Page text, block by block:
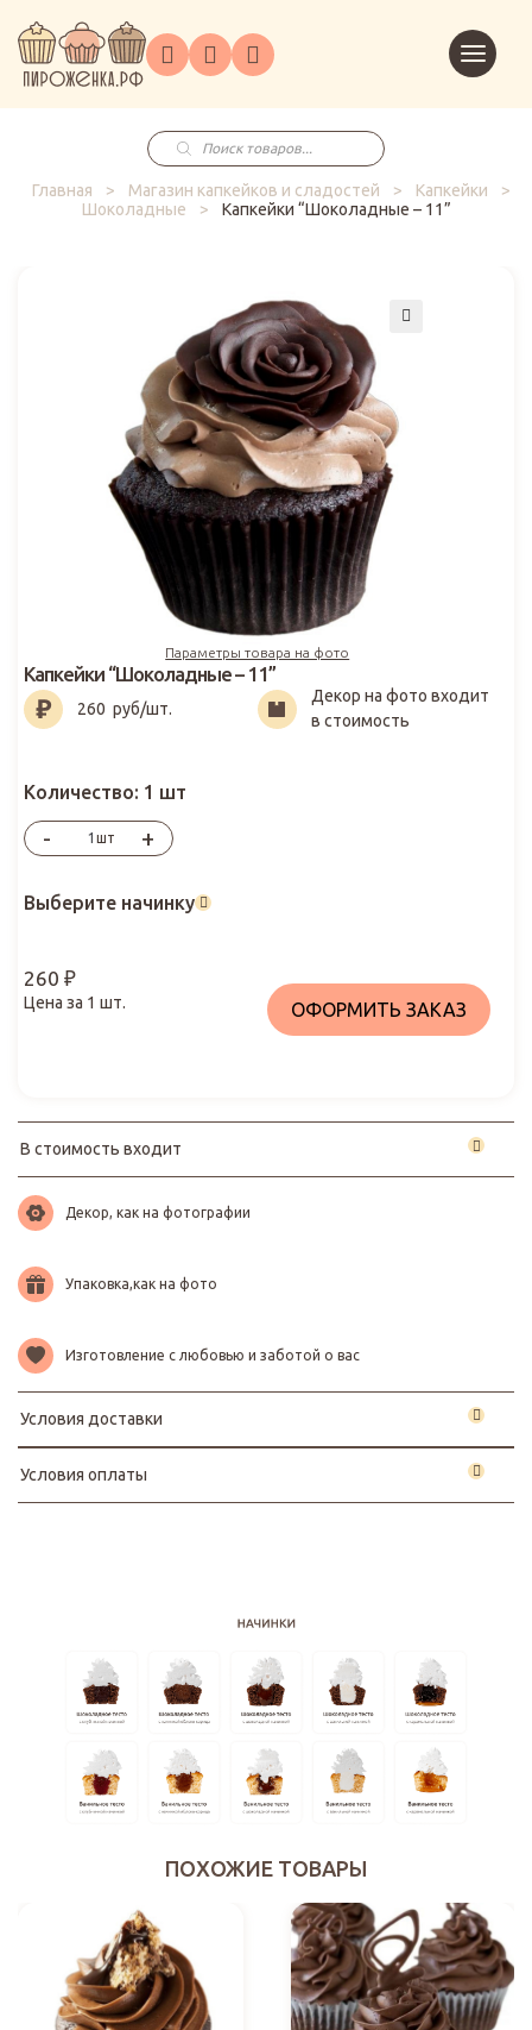
ГлавнаяКаталог
на
заказ
Праздники
Корпоративным
клиентам
в
корзину
Поиск
товаров
Главная
> Магазин капкейков и сладостей > Капкейки
>
Шоколадные
> Капкейки “Шоколадные – 11”
Параметры товара на фото
260₽
Капкейки “Шоколадные – 11”
260 руб/шт.
Декор на фото входит
в стоимость
Количество: 1 шт
- шт +
Выберите начинку
260 ₽
Цена за 1 шт. ОФОРМИТЬ ЗАКАЗ
В стоимость входит
Декор, как на фотографии
Упаковка,как на фото
Изготовление с любовью и заботой о вас
Условия доставки
Условия оплаты
ПОХОЖИЕ ТОВАРЫ